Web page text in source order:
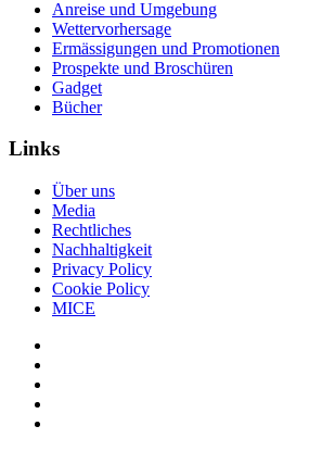
Anreise und Umgebung
Wettervorhersage
Ermässigungen und Promotionen
Prospekte und Broschüren
Gadget
Bücher
Links
Über uns
Media
Rechtliches
Nachhaltigkeit
Privacy Policy
Cookie Policy
MICE